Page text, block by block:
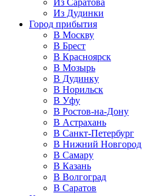
Из Саратова
Из Дудинки
Город прибытия
В Москву
В Брест
В Красноярск
В Мозырь
В Дудинку
В Норильск
В Уфу
В Ростов-на-Дону
В Астрахань
В Санкт-Петербург
В Нижний Новгород
В Самару
В Казань
В Волгоград
В Саратов